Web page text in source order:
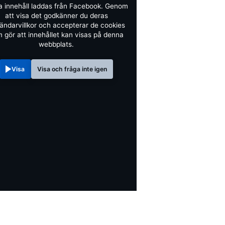
innehåll laddas från Facebook. Genom
att visa det godkänner du deras
och accepterar de cookies
gör att innehållet kan visas på denna
webbplats.
Visa Visa och fråga inte igen